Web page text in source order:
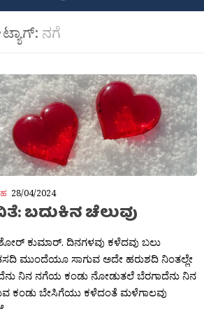
ಟ್ಯಾಗ್: ನಗೆ
28/04/2024
ಬದುಕಿನ ಚೆಲುವು
ಕುಮಾರ್. ದಿನಗಳವು ಕಳೆದವು ಬಲು
ಮುಂದೆಯೂ ಸಾಗುವ ಅದೇ ಹರುಶದಿ ನಿಂತಲ್ಲೇ
ನಿನ ನಗೆಯ ಕಂಡು ನೋಡುತಲೆ ಬೆರಗಾದೆನು ನಿನ
ಕಂಡು ಬೇಸಿಗೆಯು ಕಳೆದಂತೆ ಮಳೆಗಾಲವು